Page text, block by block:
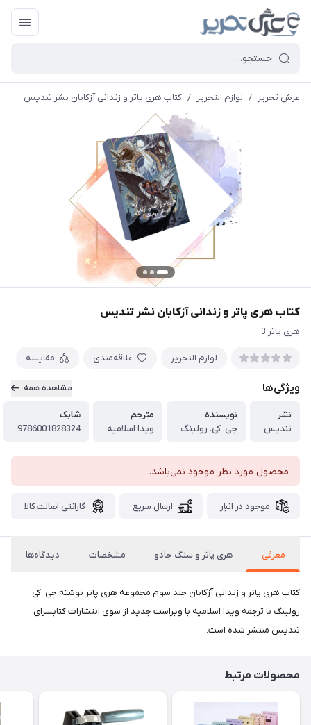
عرش تحریر / لوازم التحریر / کتاب هری پاتر و زندانی آزکابان نشر تندیس
کتاب هری پاتر و زندانی آزکابان نشر تندیس
هری پاتر 3
لوازم التحریر علاقه‌مندی مقایسه
ویژگی‌ها مشاهده همه
نشر
تندیس
نویسنده
جی. کی. رولینگ
مترجم
ویدا اسلامیه
شابک
9786001828324
محصول مورد نظر موجود نمی‌باشد.
موجود در انبار ارسال سریع گارانتی اصالت کالا
معرفی هری پاتر و سنگ جادو مشخصات دیدگاه‌ها
کتاب هری پاتر و زندانی آزکابان جلد سوم مجموعه هری پاتر نوشته جی. کی.
رولینگ با ترجمه ویدا اسلامیه با ویراست جدید از سوی انتشارات کتابسرای
تندیس منتشر شده است.
محصولات مرتبط